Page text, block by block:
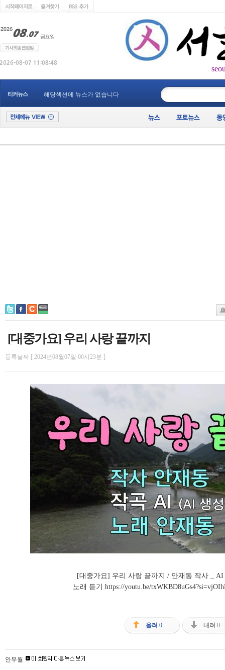
티커뉴스 해당섹션에 뉴스가 없습니다
[대중가요] 우리 사랑 끝까지
등록날짜 [ 2024년08월07일 00시23분 ]
[대중가요] 우리 사랑 끝까지 / 안재동 작사 _
노래 듣기https://youtu.be/
올려 0 내려 0
안무월